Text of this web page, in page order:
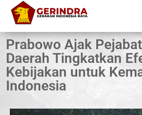
Prabowo Ajak
Daerah Tingkatkan
Kebijakan untuk
Indonesia